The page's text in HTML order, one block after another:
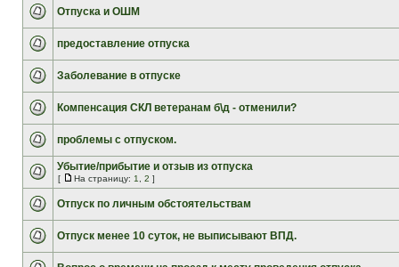
Отпуска и ОШМ
предоставление отпуска
Заболевание в отпуске
Компенсация СКЛ ветеранам б\д - отменили?
проблемы с отпуском.
Убытие/прибытие и отзыв из отпуска
[ На страницу: 1 2 ]
Отпуск по личным обстоятельствам
Отпуск менее 10 суток, не выписывают ВПД.